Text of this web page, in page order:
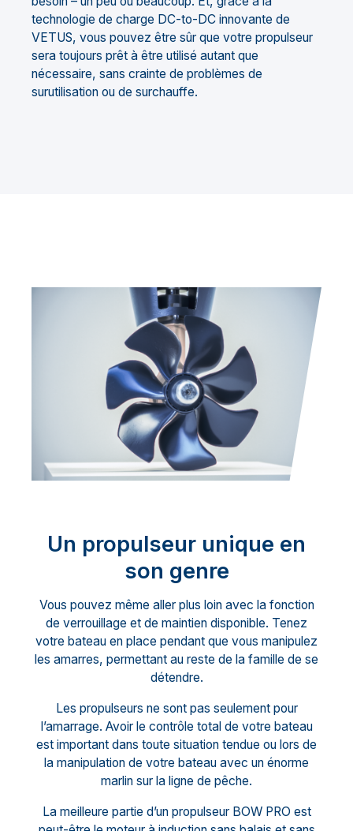
technologie de charge DC-to-DC innovante de
VETUS, vous pouvez être sûr que votre propulseur
sera toujours prêt à être utilisé autant que
nécessaire, sans crainte de problèmes de
surutilisation ou de surchauffe.
Un propulseur unique en
son genre
Vous pouvez même aller plus loin avec la fonction
de verrouillage et de maintien disponible. Tenez
votre bateau en place pendant que vous manipulez
les amarres, permettant au reste de la famille de se
détendre.
Les propulseurs ne sont pas seulement pour
l’amarrage. Avoir le contrôle total de votre bateau
est important dans toute situation tendue ou lors de
la manipulation de votre bateau avec un énorme
marlin sur la ligne de pêche.
La meilleure partie d’un propulseur BOW PRO est